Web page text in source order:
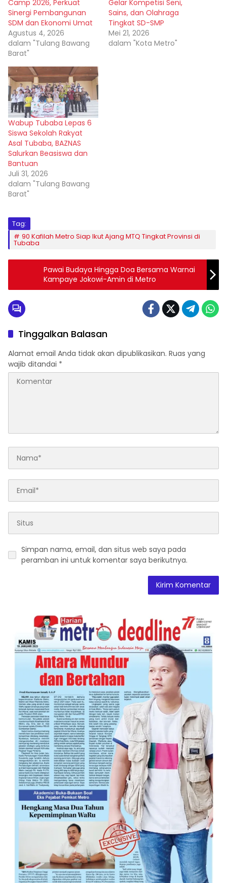
Camp 2026, Perkuat
Sinergi Pembangunan
SDM dan Ekonomi Umat
Agustus 4, 2026
dalam "Tulang Bawang
Barat"
Gelar Kompetisi Seni,
Sains, dan Olahraga
Tingkat SD-SMP
Mei 21, 2026
dalam "Kota Metro"
Wabup Tubaba Lepas 6
Siswa Sekolah Rakyat
Asal Tubaba, BAZNAS
Salurkan Beasiswa dan
Bantuan
Juli 31, 2026
dalam "Tulang Bawang
Barat"
Tag:
90 Kafilah Metro Siap Ikut Ajang MTQ Tingkat Provinsi di
Tubaba
Pawai Budaya Hingga Doa Bersama Warnai
Kampaye Jokowi-Amin di Metro
Tinggalkan Balasan
Alamat email Anda tidak akan dipublikasikan. Ruas yang
wajib ditandai *
Simpan nama, email, dan situs web saya pada
peramban ini untuk komentar saya berikutnya.